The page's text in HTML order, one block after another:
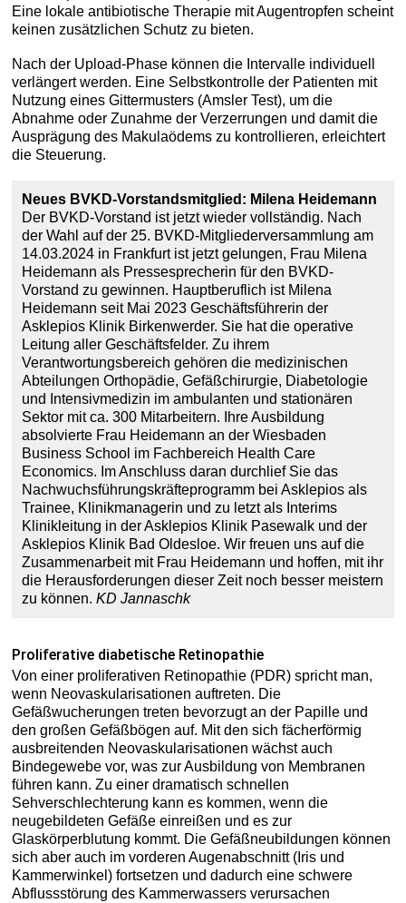
Eine lokale antibiotische Therapie mit Augentropfen scheint
keinen zusätzlichen Schutz zu bieten.
Nach der Upload-Phase können die Intervalle individuell
verlängert werden. Eine Selbstkontrolle der Patienten mit
Nutzung eines Gittermusters (Amsler Test), um die
Abnahme oder Zunahme der Verzerrungen und damit die
Ausprägung des Makulaödems zu kontrollieren, erleichtert
die Steuerung.
Neues BVKD-Vorstandsmitglied: Milena Heidemann
Der BVKD-Vorstand ist jetzt wieder vollständig. Nach
der Wahl auf der 25. BVKD-Mitgliederversammlung am
14.03.2024 in Frankfurt ist jetzt gelungen, Frau Milena
Heidemann als Pressesprecherin für den BVKD-
Vorstand zu gewinnen. Hauptberuflich ist Milena
Heidemann seit Mai 2023 Geschäftsführerin der
Asklepios Klinik Birkenwerder. Sie hat die operative
Leitung aller Geschäftsfelder. Zu ihrem
Verantwortungsbereich gehören die medizinischen
Abteilungen Orthopädie, Gefäßchirurgie, Diabetologie
und Intensivmedizin im ambulanten und stationären
Sektor mit ca. 300 Mitarbeitern. Ihre Ausbildung
absolvierte Frau Heidemann an der Wiesbaden
Business School im Fachbereich Health Care
Economics. Im Anschluss daran durchlief Sie das
Nachwuchsführungskräfteprogramm bei Asklepios als
Trainee, Klinikmanagerin und zu letzt als Interims
Klinikleitung in der Asklepios Klinik Pasewalk und der
Asklepios Klinik Bad Oldesloe. Wir freuen uns auf die
Zusammenarbeit mit Frau Heidemann und hoffen, mit ihr
die Herausforderungen dieser Zeit noch besser meistern
zu können.KD Jannaschk
Proliferative diabetische Retinopathie
Von einer proliferativen Retinopathie (PDR) spricht man,
wenn Neovaskularisationen auftreten. Die
Gefäßwucherungen treten bevorzugt an der Papille und
den großen Gefäßbögen auf. Mit den sich fächerförmig
ausbreitenden Neovaskularisationen wächst auch
Bindegewebe vor, was zur Ausbildung von Membranen
führen kann. Zu einer dramatisch schnellen
Sehverschlechterung kann es kommen, wenn die
neugebildeten Gefäße einreißen und es zur
Glaskörperblutung kommt. Die Gefäßneubildungen können
sich aber auch im vorderen Augenabschnitt (Iris und
Kammerwinkel) fortsetzen und dadurch eine schwere
Abflussstörung des Kammerwassers verursachen